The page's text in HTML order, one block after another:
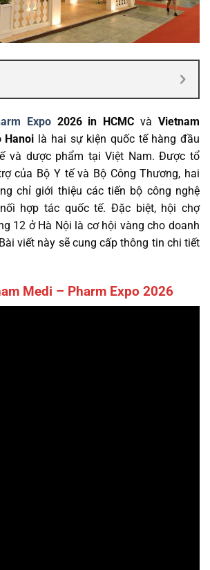
Expo2026 in HCMC vàVietnam
Hanoi là hai sự kiện quốc tế hàng đầu
và dược phẩm tại Việt Nam. Được tổ
của Bộ Y tế và Bộ Công Thương, hai
chỉ giới thiệu các tiến bộ công nghệ
hợp tác quốc tế. Đặc biệt, hội chợ
12 ở Hà Nội là cơ hội vàng cho doanh
viết này sẽ cung cấp thông tin chi tiết
Medi – Pharm Expo 2026